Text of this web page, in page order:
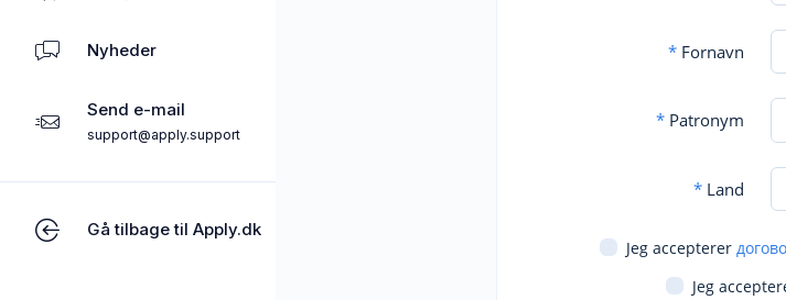
Nyheder
Send e-mail
support@apply.support
Gå tilbage til Apply.dk
*Fornavn
*Patronym
*Land
Jeg accepterer
Jeg